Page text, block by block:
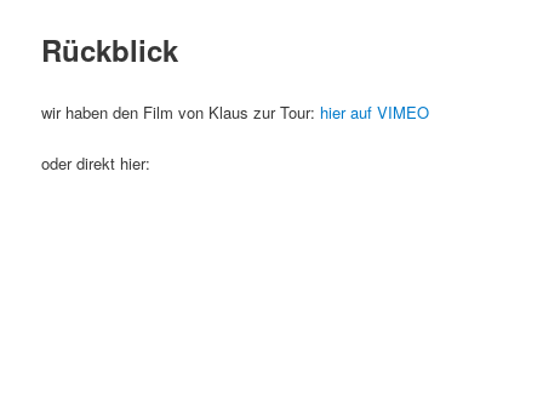
Rückblick
wir haben den Film von Klaus zur Tour: hier auf VIMEO
oder direkt hier: